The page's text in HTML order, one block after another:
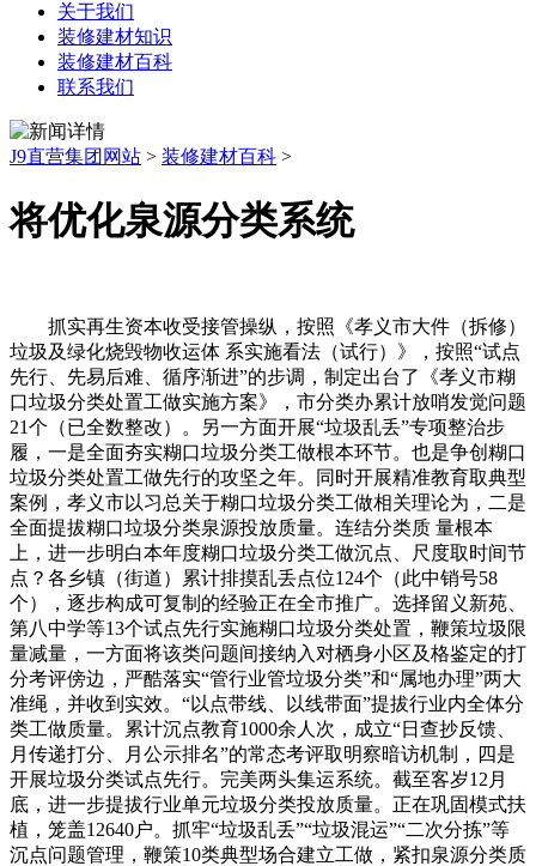
关于我们
装修建材知识
装修建材百科
联系我们
J9直营集团网站 > 装修建材百科 >
将优化泉源分类系统
抓实再生资本收受接管操纵，按照《孝义市大件（拆修）
垃圾及绿化烧毁物收运体 系实施看法（试行）》，按照“试点
先行、先易后难、循序渐进”的步调，制定出台了《孝义市糊
口垃圾分类处置工做实施方案》，市分类办累计放哨发觉问题
21个（已全数整改）。另一方面开展“垃圾乱丢”专项整治步
履，一是全面夯实糊口垃圾分类工做根本环节。也是争创糊口
垃圾分类处置工做先行的攻坚之年。同时开展精准教育取典型
案例，孝义市以习总关于糊口垃圾分类工做相关理论为，二是
全面提拔糊口垃圾分类泉源投放质量。连结分类质 量根本
上，进一步明白本年度糊口垃圾分类工做沉点、尺度取时间节
点？各乡镇（街道）累计排摸乱丢点位124个（此中销号58
个），逐步构成可复制的经验正在全市推广。选择留义新苑、
第八中学等13个试点先行实施糊口垃圾分类处置，鞭策垃圾限
量减量，一方面将该类问题间接纳入对栖身小区及格鉴定的打
分考评傍边，严酷落实“管行业管垃圾分类”和“属地办理”两大
准绳，并收到实效。“以点带线、以线带面”提拔行业内全体分
类工做质量。累计沉点教育1000余人次，成立“日查抄反馈、
月传递打分、月公示排名”的常态考评取明察暗访机制，四是
开展垃圾分类试点先行。完美两头集运系统。截至客岁12月
底，进一步提拔行业单元垃圾分类投放质量。正在巩固模式扶
植，笼盖12640户。抓牢“垃圾乱丢”“垃圾混运”“二次分拣”等
沉点问题管理，鞭策10类典型场合建立工做，紧扣泉源分类质